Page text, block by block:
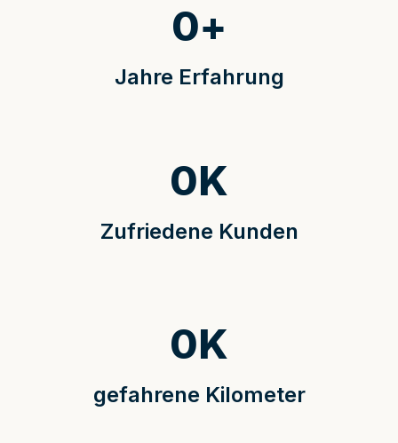
Jahre Erfahrung
0+
Zufriedene Kunden
0K
gefahrene Kilometer
0K